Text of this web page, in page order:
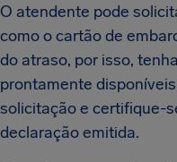
O atendente pode
como o cartão de
do atraso, por isso,
prontamente
solicitação e certifique-
declaração emitida.